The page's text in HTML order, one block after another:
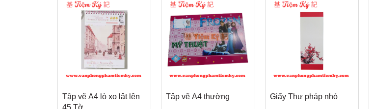
Tập vẽ A4 lò xo lật lên
Tập vẽ A4 thường Giấy Thư pháp nhỏ